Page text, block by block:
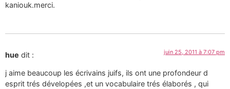
kaniouk.merci.
hue dit : juin 25, 2011 à 7:07 pm
j aime beaucoup les écrivains juifs, ils ont une profondeur d
esprit trés dévelopées ,et un vocabulaire trés élaborés , qui